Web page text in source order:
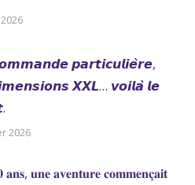
𝙥𝙖𝙧𝙩𝙞𝙘𝙪𝙡𝙞𝙚̀𝙧𝙚,
𝙓𝙓𝙇… 𝙫𝙤𝙞𝙡𝙖̀ 𝙡𝙚
2026
𝐚𝐧𝐬, 𝐮𝐧𝐞 𝐚𝐯𝐞𝐧𝐭𝐮𝐫𝐞 𝐜𝐨𝐦𝐦𝐞𝐧𝐜̧𝐚𝐢𝐭